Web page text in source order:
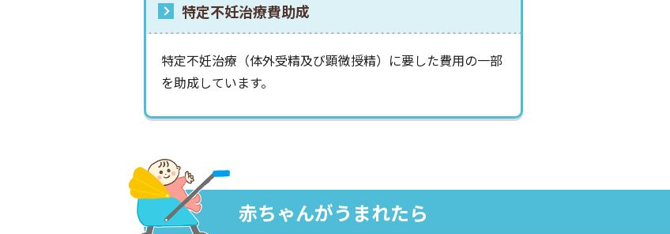
特定不妊治療費助成
特定不妊治療（体外受精及び顕微授精）に要した費用の一部
を助成しています。
赤ちゃんがうまれたら